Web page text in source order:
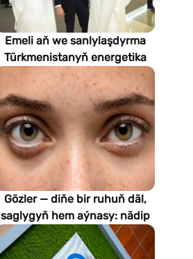
Emeli aň we sanlylaşdyrma
Türkmenistanyň energetika
pudagynyň geljegini
kesgitleýär
Gözler — diňe bir ruhuň däl,
saglygyň hem aýnasy: nädip
emeli aň keselleri suratlar
arkaly anyklaýar?